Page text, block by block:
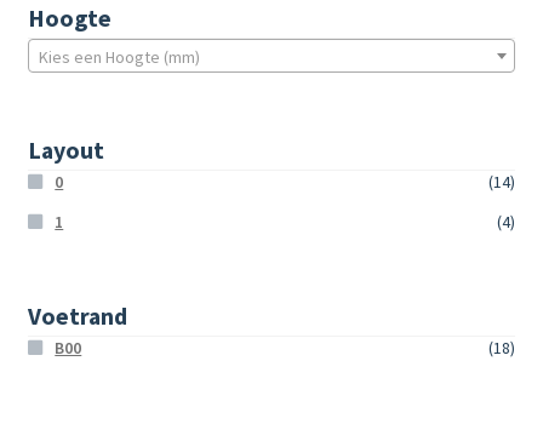
Hoogte
Kies een Hoogte (mm)
Layout
0
(14)
1
(4)
Voetrand
B00 (18)